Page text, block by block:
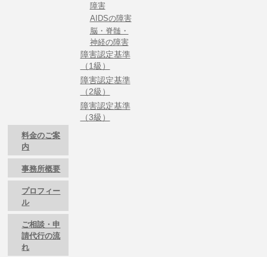
障害
AIDSの障害
脳・脊髄・
神経の障害
障害認定基準
（1級）
障害認定基準
（2級）
障害認定基準
（3級）
料金のご案
内
事務所概要
プロフィー
ル
ご相談・申
請代行の流
れ